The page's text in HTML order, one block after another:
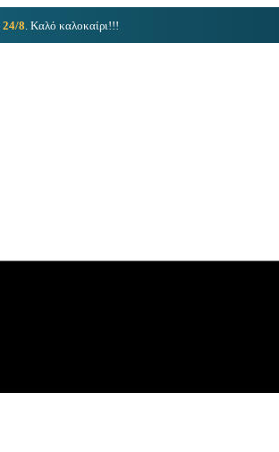
24/8 . Καλό καλοκαίρι!!!